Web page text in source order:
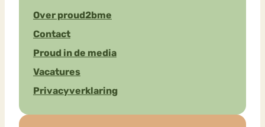
Over proud2bme
Contact
Proud in de media
Vacatures
Privacyverklaring